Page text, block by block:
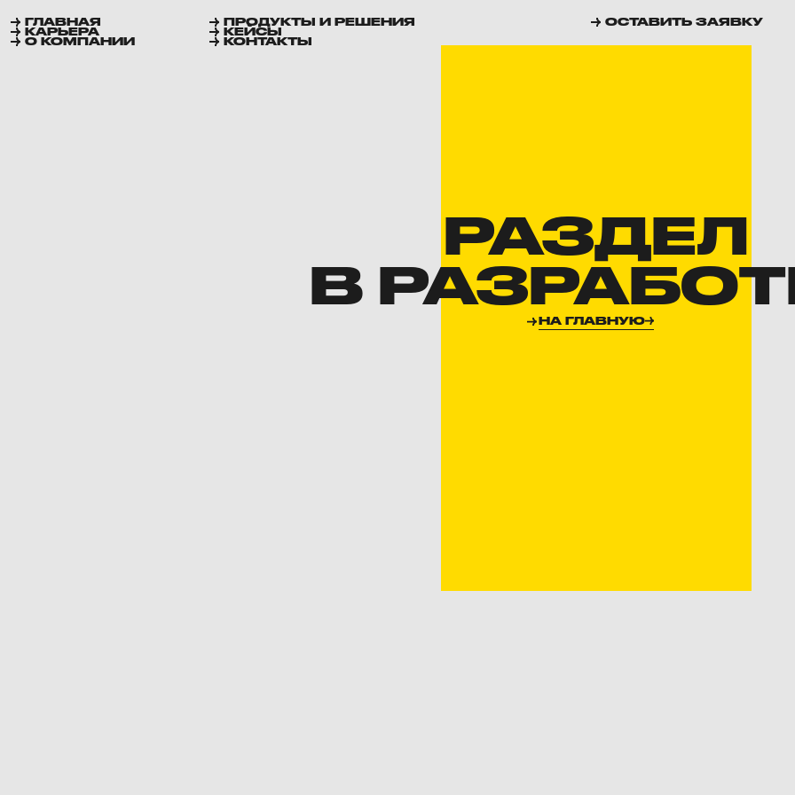
ГЛАВНАЯ
КАРЬЕРА
О КОМПАНИИ
ПРОДУКТЫ И РЕШЕНИЯ
КЕЙСЫ
КОНТАКТЫ
ОСТАВИТЬ ЗАЯВКУ
РАЗДЕЛ
В
НА ГЛАВНУЮ